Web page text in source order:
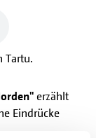
Tartu.
erzählt
Eindrücke